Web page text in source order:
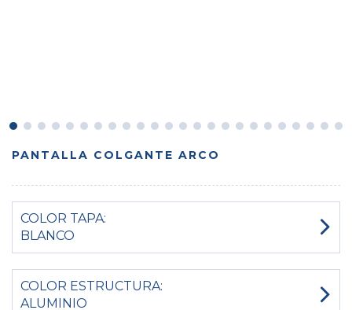
PANTALLA COLGANTE ARCO
COLOR TAPA:
BLANCO
COLOR ESTRUCTURA:
ALUMINIO